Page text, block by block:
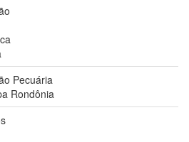
Pecuária
Rondônia